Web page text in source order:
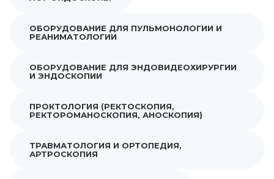
ОБОРУДОВАНИЕ ДЛЯ ПУЛЬМОНОЛОГИИ И
РЕАНИМАТОЛОГИИ
ОБОРУДОВАНИЕ ДЛЯ ЭНДОВИДЕОХИРУРГИИ
И ЭНДОСКОПИИ
ПРОКТОЛОГИЯ (РЕКТОСКОПИЯ,
РЕКТОРОМАНОСКОПИЯ, АНОСКОПИЯ)
ТРАВМАТОЛОГИЯ И ОРТОПЕДИЯ,
АРТРОСКОПИЯ